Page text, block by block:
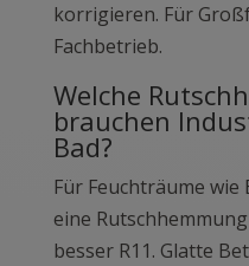
korrigieren. Für
Fachbetrieb.
Welche
brauchen
Bad?
Für Feuchträume
eine
besser R11. Glatte